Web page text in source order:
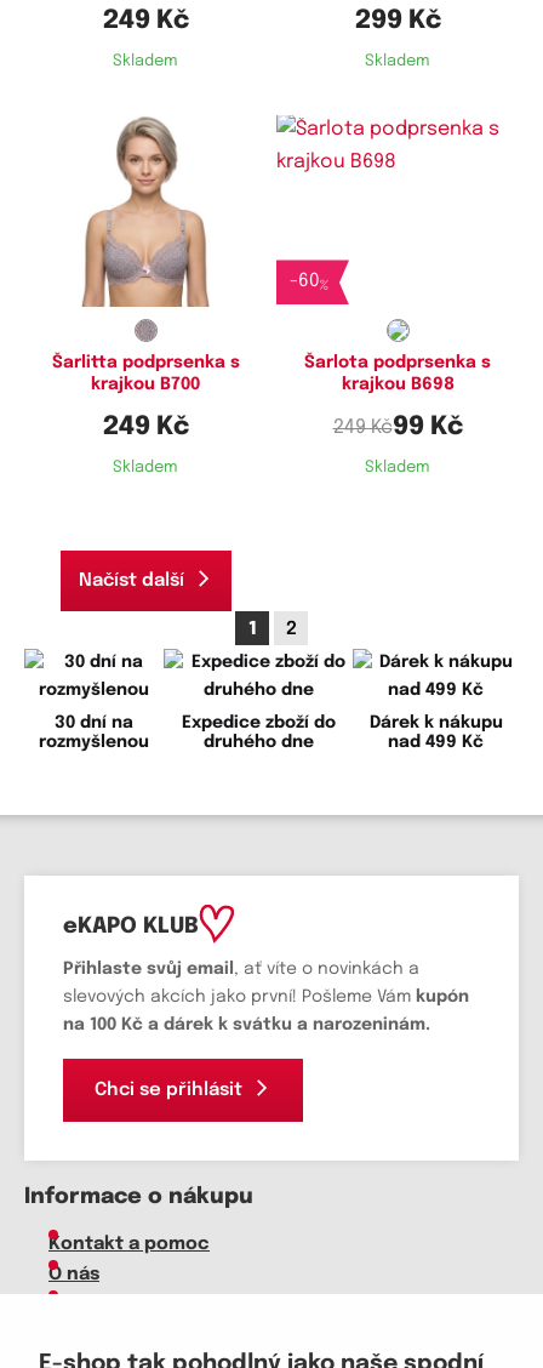
249 Kč
Skladem
299 Kč
Skladem
Dostupné velikosti:
75B,80B, 80C, 85B
Šarlitta podprsenka s
krajkou B700
249 Kč
Skladem
-60%
Šarlota podprsenka s
krajkou B698
249 Kč99 Kč
Skladem
Načíst další
1 2
30 dní na
rozmyšlenou
Expedice zboží do
druhého dne
Dárek k nákupu
nad 499 Kč
eKAPO KLUB
Přihlaste svůj email , ať víte o novinkách a
slevových akcích jako první! Pošleme Vám kupón
na 100 Kč a dárek k svátku a narozeninám.
Chci se přihlásit
Informace o nákupu
Kontakt a pomoc
O nás